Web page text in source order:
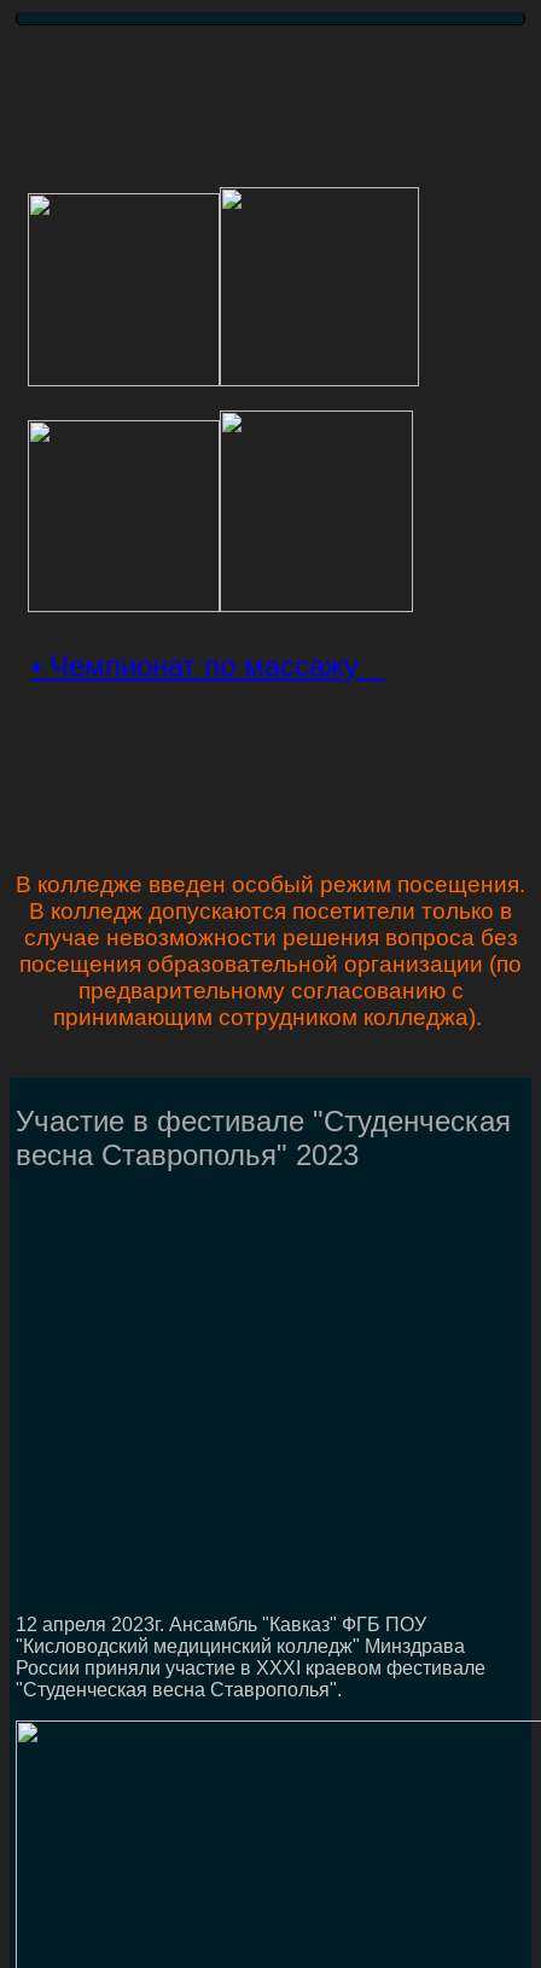
• Чемпионат по массажу
В колледже введен особый режим посещения.
В колледж допускаются посетители только в
случае невозможности решения вопроса без
посещения образовательной организации (по
предварительному согласованию с
принимающим сотрудником колледжа).
Участие в фестивале "Студенческая
весна Ставрополья" 2023
12 апреля 2023г. Ансамбль "Кавказ" ФГБ ПОУ
"Кисловодский медицинский колледж" Минздрава
России приняли участие в XXXI краевом фестивале
"Студенческая весна Ставрополья".